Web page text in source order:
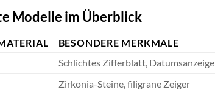
Modelle im Überblick
BESONDERE MERKMALE
Schlichtes Zifferblatt, Datumsanzeige
Zirkonia-Steine, filigrane Zeiger